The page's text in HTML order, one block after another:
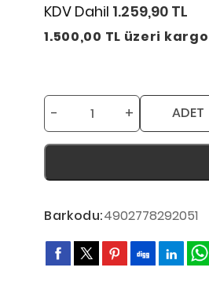
KDV Dahil 1.259,90 TL
1.500,00 TL üzeri
- + ADET
Barkodu:4902778292051